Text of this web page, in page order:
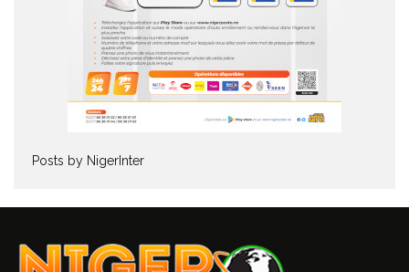
Posts by NigerInter